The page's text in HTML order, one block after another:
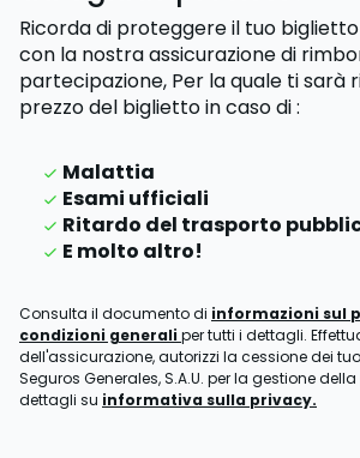
Ricorda di proteggere il tuo
con la nostra assicurazione di
partecipazione, Per la quale ti sarà
prezzo del bigliettoin caso di:
Malattia
Esami ufficiali
Ritardo del trasporto
E molto altro!
Consulta il documento di informazioni sul
condizioni generali per tutti i dettagli.
dell'assicurazione, autorizzi la cessione dei
Seguros Generales, S.A.U. per la gestione
dettagli su informativa sulla privacy.